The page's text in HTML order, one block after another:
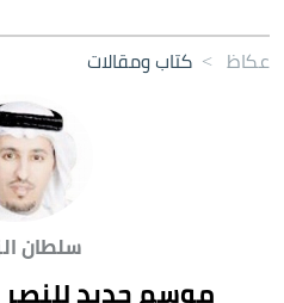
عكاظ > كتاب ومقالات
سلطان